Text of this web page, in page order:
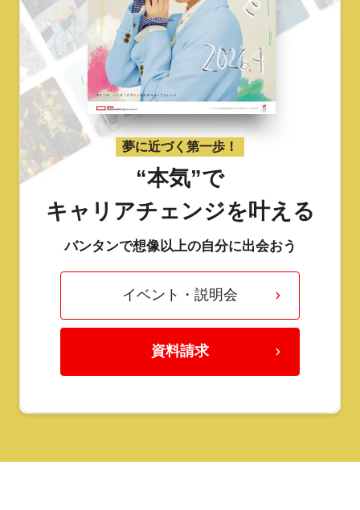
夢に近づく第一歩！
“本気”で
キャリアチェンジを叶える
バンタンで想像以上の自分に出会おう
イベント・説明会
資料請求